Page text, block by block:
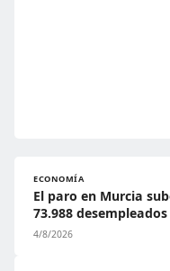
ECONOMÍA
El paro en Murcia
73.988 desempleados
4/8/2026